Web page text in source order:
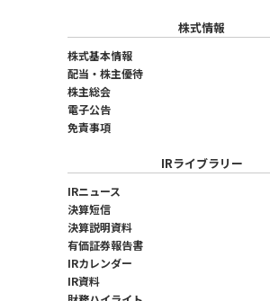
株式情報
株式基本情報
配当・株主優待
株主総会
電子公告
免責事項
IRライブラリー
IRニュース
決算短信
決算説明資料
有価証券報告書
IRカレンダー
IR資料